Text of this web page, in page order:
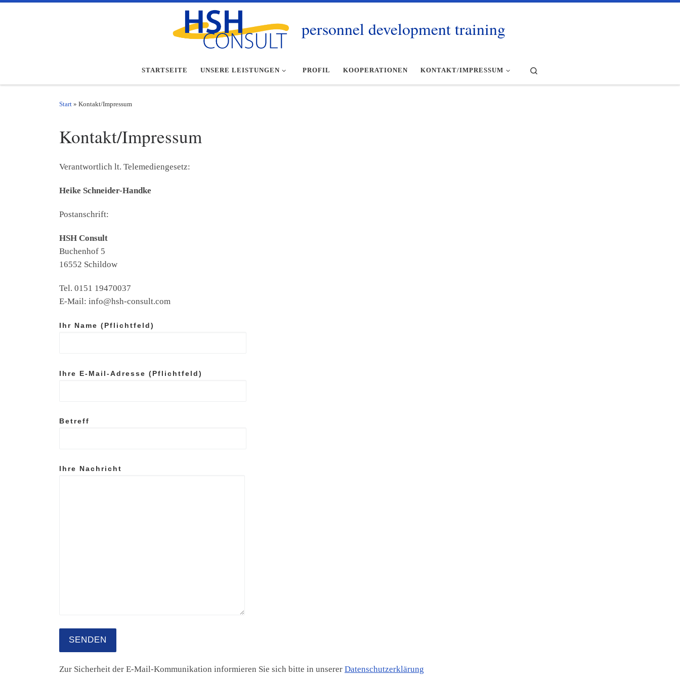
personnel development training
STARTSEITE UNSERE LEISTUNGEN PROFIL KOOPERATIONEN KONTAKT/IMPRESSUM
Start » Kontakt/Impressum
Kontakt/Impressum
Verantwortlich lt. Telemediengesetz:
Heike Schneider-Handke
Postanschrift:
HSH Consult
Buchenhof 5
16552 Schildow
Tel. 0151 19470037
E-Mail: info@hsh-consult.com
Ihr Name (Pflichtfeld)
Ihre E-Mail-Adresse (Pflichtfeld)
Betreff
Ihre Nachricht
A
Zur Sicherheit der E-Mail-Kommunikation informieren Sie sich bitte in unserer Datenschutzerklärung